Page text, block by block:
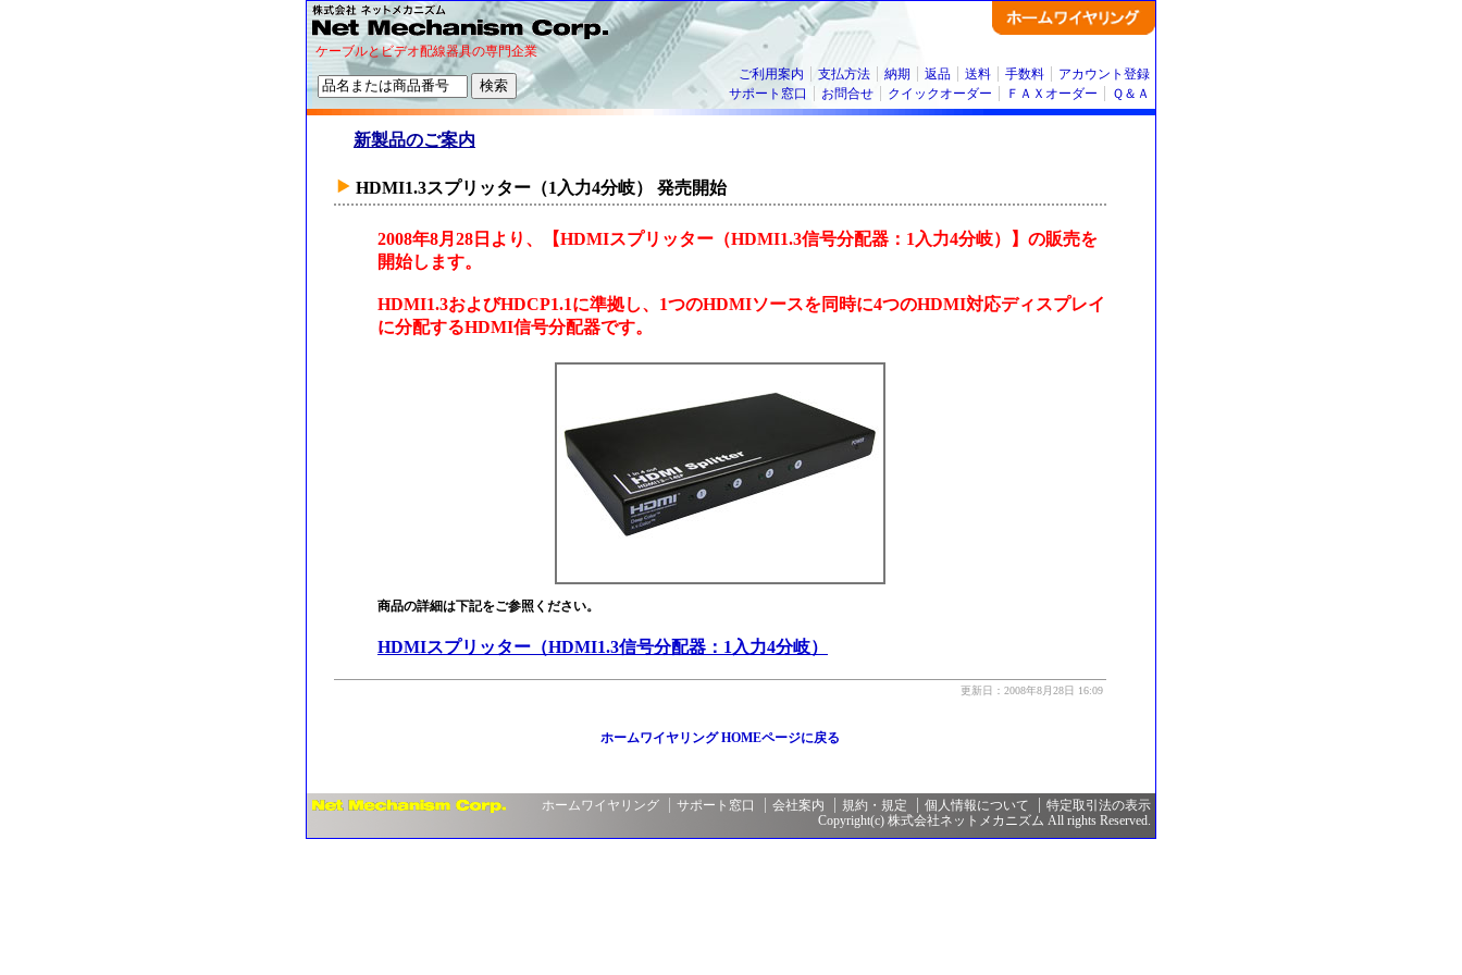
ケーブルとビデオ配線器具の専門企業
ご利用案内
支払方法 納期 返品 送料 手数料
アカウント登録
サポート窓口
お問合せ クイックオーダー ＦＡＸオーダー Ｑ＆Ａ
新製品のご案内
HDMI1.3スプリッター（1入力4分岐） 発売開始
2008年8月28日より、【HDMIスプリッター（HDMI1.3信号分配器：1入力4分岐）】の販売を
開始します。
HDMI1.3およびHDCP1.1に準拠し、1つのHDMIソースを同時に4つのHDMI対応ディスプレイ
に分配するHDMI信号分配器です。
商品の詳細は下記をご参照ください。
HDMIスプリッター（HDMI1.3信号分配器：1入力4分岐）
更新日：2008年8月28日 16:09
ホームワイヤリング HOMEページに戻る
ホームワイヤリング サポート窓口 会社案内 規約・規定 個人情報について
特定取引法の表示
Copyright(c) 株式会社ネットメカニズム All rights Reserved.